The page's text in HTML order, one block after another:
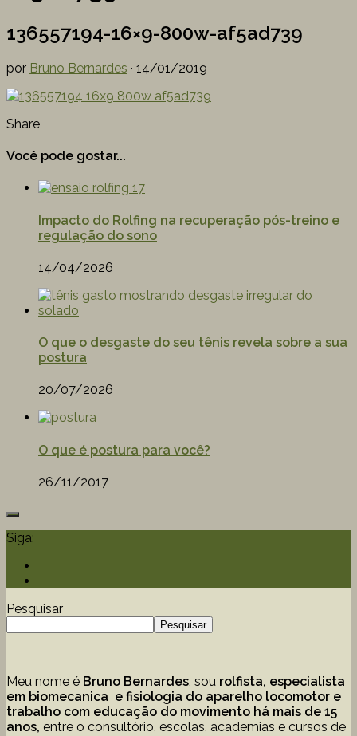
136557194-16×9-800w-af5ad739
por Bruno Bernardes · 14/01/2019
Share
Você pode gostar...
Impacto do Rolfing na recuperação pós-treino e
regulação do sono
14/04/2026
O que o desgaste do seu tênis revela sobre a sua
postura
20/07/2026
O que é postura para você?
26/11/2017
Siga:
Pesquisar
Pesquisar
Meu nome é Bruno Bernardes, sou rolfista, especialista
em biomecanica e fisiologia do aparelho locomotor e
trabalho com educação do movimento há mais de 15
anos, entre o consultório, escolas, academias e cursos de